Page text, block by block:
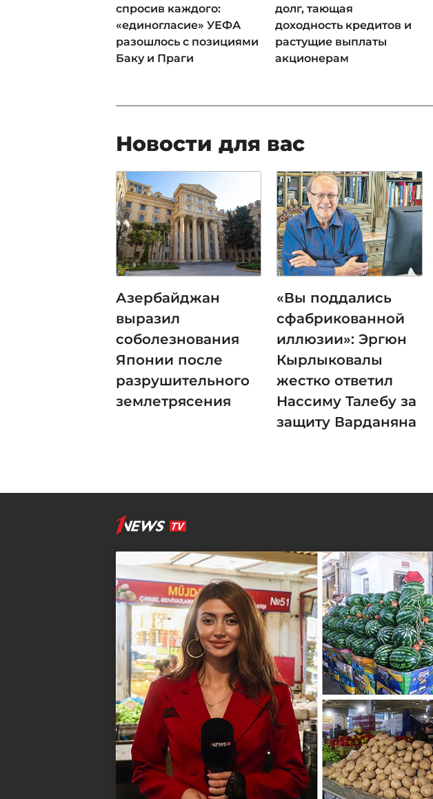
спросив каждого:
«единогласие» УЕФА
разошлось с позициями
Баку и Праги
долг, тающая
доходность кредитов и
растущие выплаты
акционерам
Новости для вас
Азербайджан
выразил
соболезнования
Японии после
разрушительного
землетрясения
«Вы поддались
сфабрикованной
иллюзии»: Эргюн
Кырлыковалы
жестко ответил
Нассиму Талебу за
защиту Варданяна